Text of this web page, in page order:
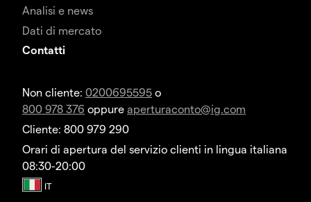
Analisi e news
Dati di mercato
Contatti
Non cliente: 0200695595 o
800 978 376 oppure aperturaconto@ig.com
Cliente: 800 979 290
Orari di apertura del servizio clienti in lingua italiana
08:30-20:00